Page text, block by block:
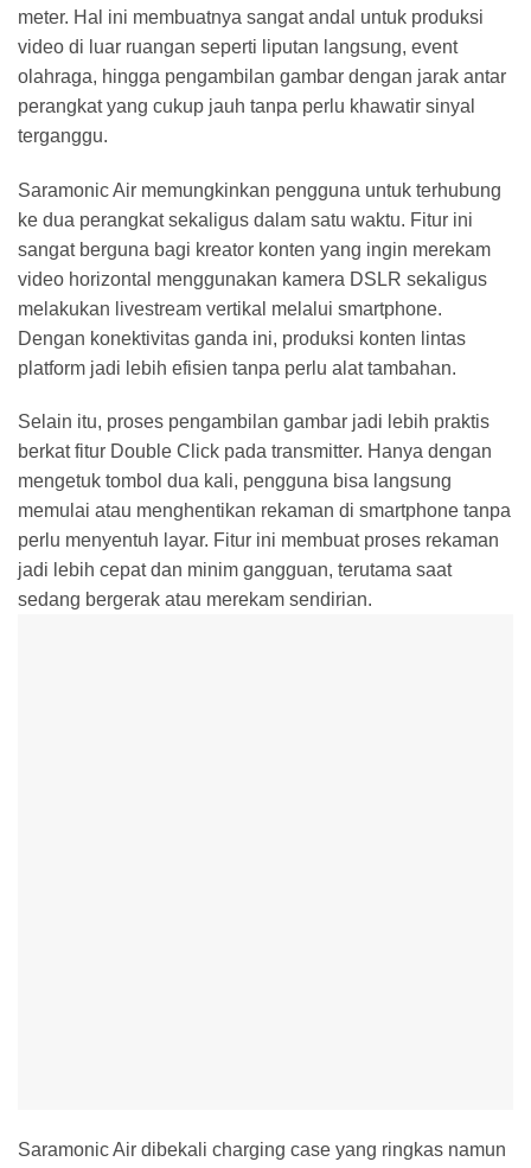
meter. Hal ini membuatnya sangat andal untuk produksi
video di luar ruangan seperti liputan langsung, event
olahraga, hingga pengambilan gambar dengan jarak antar
perangkat yang cukup jauh tanpa perlu khawatir sinyal
terganggu.
Saramonic Air memungkinkan pengguna untuk terhubung
ke dua perangkat sekaligus dalam satu waktu. Fitur ini
sangat berguna bagi kreator konten yang ingin merekam
video horizontal menggunakan kamera DSLR sekaligus
melakukan livestream vertikal melalui smartphone.
Dengan konektivitas ganda ini, produksi konten lintas
platform jadi lebih efisien tanpa perlu alat tambahan.
Selain itu, proses pengambilan gambar jadi lebih praktis
berkat fitur Double Click pada transmitter. Hanya dengan
mengetuk tombol dua kali, pengguna bisa langsung
memulai atau menghentikan rekaman di smartphone tanpa
perlu menyentuh layar. Fitur ini membuat proses rekaman
jadi lebih cepat dan minim gangguan, terutama saat
sedang bergerak atau merekam sendirian.
Saramonic Air dibekali charging case yang ringkas namun